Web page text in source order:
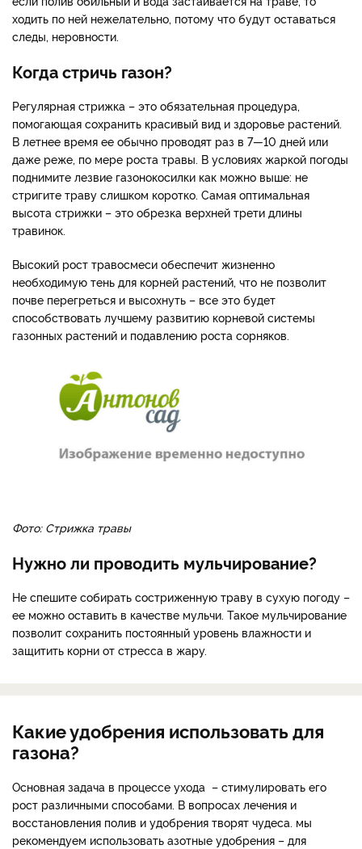
ходить по ней нежелательно, потому что будут оставаться
следы, неровности.
Когда стричь газон?
Регулярная стрижка – это обязательная процедура,
помогающая сохранить красивый вид и здоровье растений.
В летнее время ее обычно проводят раз в 7—10 дней или
даже реже, по мере роста травы. В условиях жаркой погоды
поднимите лезвие газонокосилки как можно выше: не
стригите траву слишком коротко. Самая оптимальная
высота стрижки – это обрезка верхней трети длины
травинок.
Высокий рост травосмеси обеспечит жизненно
необходимую тень для корней растений, что не позволит
почве перегреться и высохнуть – все это будет
способствовать лучшему развитию корневой системы
газонных растений и подавлению роста сорняков.
Фото: Стрижка травы
Нужно ли проводить мульчирование?
Не спешите собирать состриженную траву в сухую погоду –
ее можно оставить в качестве мульчи. Такое мульчирование
позволит сохранить постоянный уровень влажности и
защитить корни от стресса в жару.
Какие удобрения использовать для
газона?
Основная задача в процессе ухода – стимулировать его
рост различными способами. В вопросах лечения и
восстановления полив и удобрения творят чудеса. мы
рекомендуем использовать азотные удобрения – для